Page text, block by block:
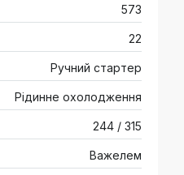
573
22
Ручний стартер
Рідинне охолодження
244 / 315
Важелем